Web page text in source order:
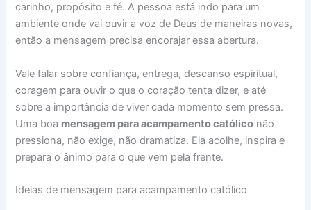
carinho, propósito e fé. A pessoa está indo para um
ambiente onde vai ouvir a voz de Deus de maneiras novas,
então a mensagem precisa encorajar essa abertura.
Vale falar sobre confiança, entrega, descanso espiritual,
coragem para ouvir o que o coração tenta dizer, e até
sobre a importância de viver cada momento sem pressa.
Uma boa mensagem para acampamento católico não
pressiona, não exige, não dramatiza. Ela acolhe, inspira e
prepara o ânimo para o que vem pela frente.
Ideias de mensagem para acampamento católico